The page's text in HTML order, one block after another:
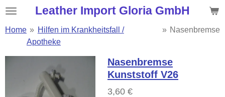
Zum
springen
Leather Import Gloria GmbH
Home » Hilfen im Krankheitsfall /
Apotheke
» Nasenbremse
Nasenbremse
Kunststoff V26
3,60 €